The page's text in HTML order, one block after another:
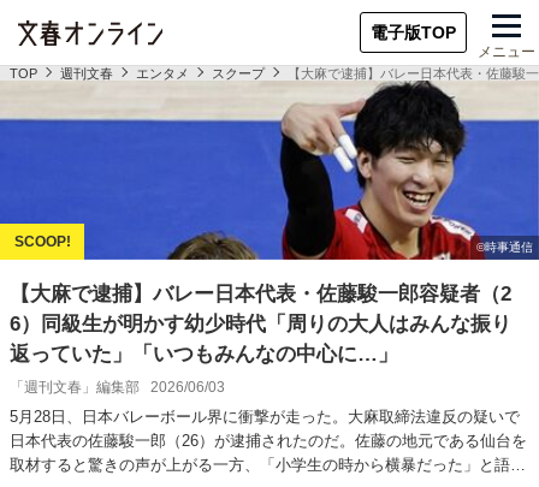
電子版TOP
メニュー
TOP 週刊文春 エンタメ スクープ 【大麻で逮捕】バレー日本代表・佐藤
【大麻で逮捕】バレー日本代表・佐藤駿一郎容疑者（2
6）同級生が明かす幼少時代「周りの大人はみんな振り
返っていた」「いつもみんなの中心に…」
「週刊文春」編集部 2026/06/03
5月28日、日本バレーボール界に衝撃が走った。大麻取締法違反の疑いで
日本代表の佐藤駿一郎（26）が逮捕されたのだ。佐藤の地元である仙台を
取材すると驚きの声が上がる一方、「小学生の時から横暴だった」と語る